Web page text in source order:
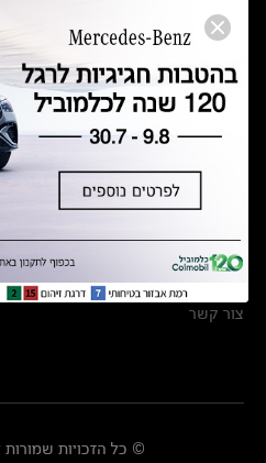
הודעה על הטבות לרכבי מרצדס בהסדר פשרה
תקנון ימי מכירות 120 לכלמוביל
מצאו אותנו
אולמות תצוגה
מרכזי שירות
צור קשר
© כל הזכויות